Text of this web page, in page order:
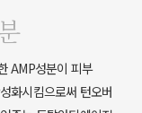
AMP성분이 피부
화시킴으로써 턴오버